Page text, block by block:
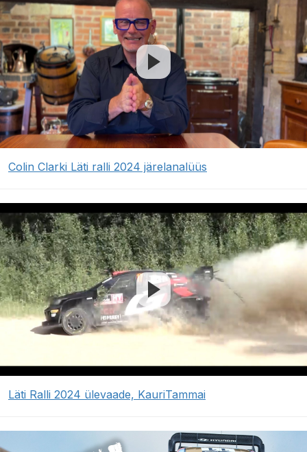
Colin Clarki Läti ralli 2024 järelanalüüs
Läti Ralli 2024 ülevaade, KauriTammai